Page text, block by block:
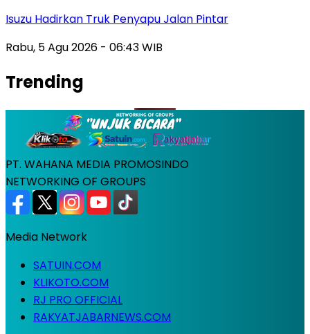
Isuzu Hadirkan Truk Penyapu Jalan Pintar
Rabu, 5 Agu 2026 - 06:43 WIB
Trending
PT. WAHANA MEDIA PROMOSINDO
NETWORKING OF GROUPS
Media Network
SATUIN.COM
KLIKOTO.COM
RJ PRO OFFICIAL
RAKYATJABARNEWS.COM